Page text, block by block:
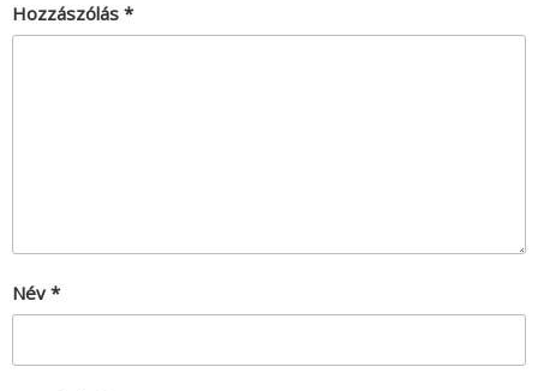
Hozzászólás *
Név *